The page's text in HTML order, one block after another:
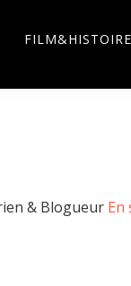
FILM&HISTOIRE
& Blogueur En